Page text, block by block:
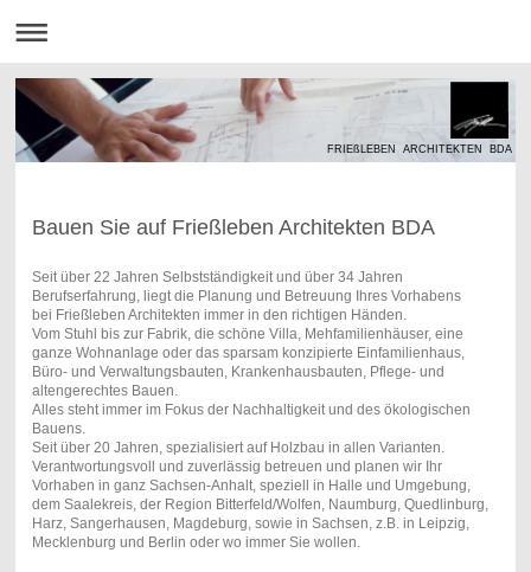
FRIEßLEBEN ARCHITEKTEN BDA
Bauen Sie auf Frießleben Architekten BDA
Seit über 22 Jahren Selbstständigkeit und über 34 Jahren
Berufserfahrung, liegt die Planung und Betreuung Ihres Vorhabens
bei Frießleben Architekten immer in den richtigen Händen.
Vom Stuhl bis zur Fabrik, die schöne Villa, Mehfamilienhäuser, eine
ganze Wohnanlage oder das sparsam konzipierte Einfamilienhaus,
Büro- und Verwaltungsbauten, Krankenhausbauten, Pflege- und
altengerechtes Bauen.
Alles steht immer im Fokus der Nachhaltigkeit und des ökologischen
Bauens.
Seit über 20 Jahren, spezialisiert auf Holzbau in allen Varianten.
Verantwortungsvoll und zuverlässig betreuen und planen wir Ihr
Vorhaben in ganz Sachsen-Anhalt, speziell in Halle und Umgebung,
dem Saalekreis, der Region Bitterfeld/Wolfen, Naumburg, Quedlinburg,
Harz, Sangerhausen, Magdeburg, sowie in Sachsen, z.B. in Leipzig,
Mecklenburg und Berlin oder wo immer Sie wollen.